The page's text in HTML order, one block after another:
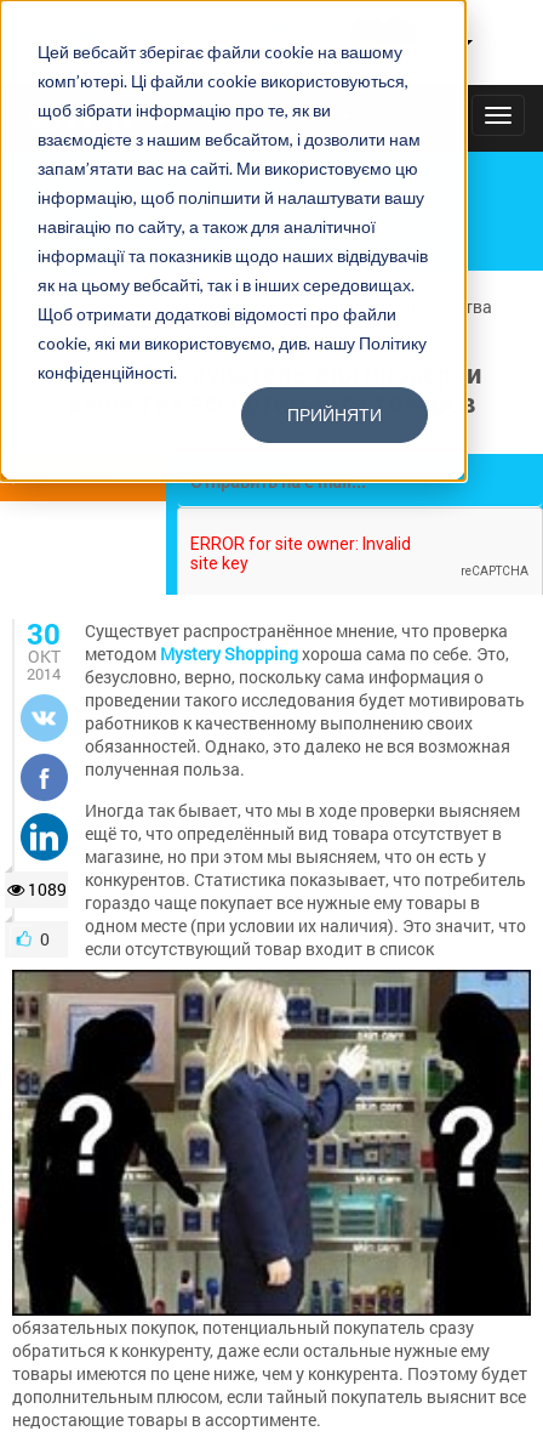
Цей вебсайт зберігає файли cookie на вашому
комп’ютері. Ці файли cookie використовуються,
щоб зібрати інформацію про те, як ви
взаємодієте з нашим вебсайтом, і дозволити нам
запам’ятати вас на сайті. Ми використовуємо цю
інформацію, щоб поліпшити й налаштувати вашу
навігацію по сайту, а також для аналітичної
інформації та показників щодо наших відвідувачів
як на цьому вебсайті, так і в інших середовищах.
Щоб отримати додаткові відомості про файли
cookie, які ми використовуємо, див. нашу Політику
конфіденційності.
ПРИЙНЯТИ
+38(067)3538585
БЛОГ
Главная »Блог»Тайный покупатель для проверки качества
ассортимента товаров
Тайный покупатель для проверки
качества ассортимента товаров
Время чтения:10 мин
30
ОКТ
2014
1089
0
Существует распространённое мнение, что проверка
методом Mystery Shoppingхороша сама по себе. Это,
безусловно, верно, поскольку сама информация о
проведении такого исследования будет мотивировать
работников к качественному выполнению своих
обязанностей. Однако, это далеко не вся возможная
полученная польза.
Иногда так бывает, что мы в ходе проверки выясняем
ещё то, что определённый вид товара отсутствует в
магазине, но при этом мы выясняем, что он есть у
конкурентов. Статистика показывает, что потребитель
гораздо чаще покупает все нужные ему товары в
одном месте (при условии их наличия). Это значит, что
если отсутствующий товар входит в список
обязательных покупок, потенциальный покупатель сразу
обратиться к конкуренту, даже если остальные нужные ему
товары имеются по цене ниже, чем у конкурента. Поэтому будет
дополнительным плюсом, если тайный покупатель выяснит все
недостающие товары в ассортименте.